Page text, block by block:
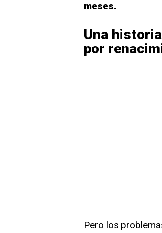
meses.
Una
por
Pero los